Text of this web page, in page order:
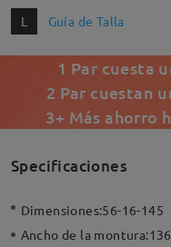
L Guía de Talla
1 Par cuesta
2 Par cuestan
3+ Más ahorro
Specificaciones
Dimensiones:56-16-145
Ancho de la montura: